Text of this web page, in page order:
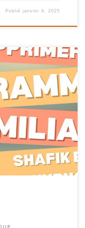
Publiéjanvier 4, 2025
supprimer les
ou
les programmations
façon originale et
supprimer les
Pour […]